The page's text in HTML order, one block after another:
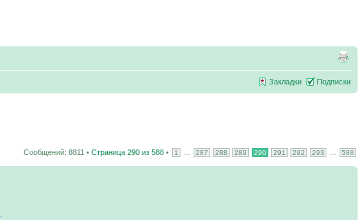
Закладки Подписки
Сообщений: 8811 • Страница 290 из 588 • 1 287 288 289 290 291 292 293 588